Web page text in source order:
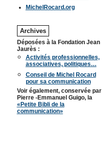
MichelRocard.org
Archives
Déposées à la Fondation Jean
Jaurès :
Activités professionnelles,
associatives, politiques…
Conseil de Michel Rocard
pour sa communication
Voir également, conservée par
Pierre -Emmanuel Guigo, la
«Petite Bibli de la
communication»